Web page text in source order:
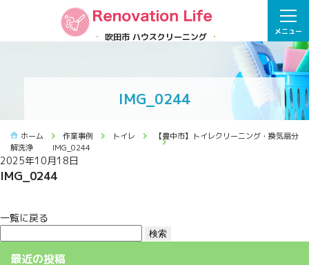
吹田市 ハウスクリーニング メニュー
IMG_0244
ホーム 作業事例 トイレ
【豊中市】トイレクリーニング・換気扇分
解洗浄
IMG_0244
2025年10月18日
IMG_0244
一覧に戻る
索:
最近の投稿